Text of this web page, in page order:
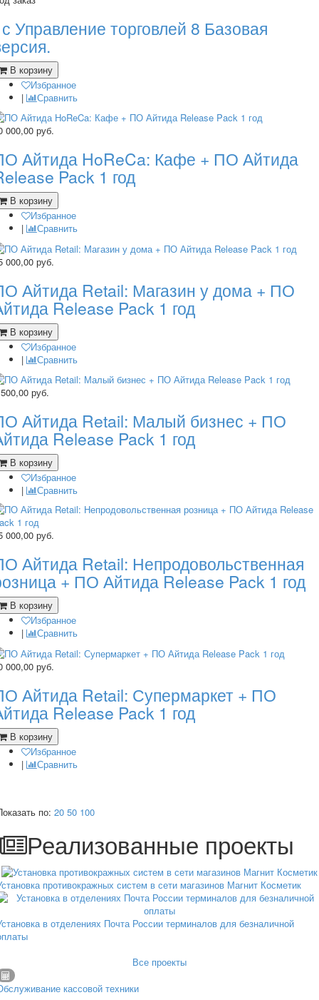
Управление торговлей 8 Базовая
В корзину
Избранное
|
Сравнить
000,00 руб.
Айтида HoReCa: Кафе + ПО Айтида
Pack 1 год
В корзину
Избранное
|
Сравнить
000,00 руб.
Айтида Retail: Магазин у дома + ПО
Release Pack 1 год
В корзину
Избранное
|
Сравнить
руб.
Айтида Retail: Малый бизнес + ПО
Release Pack 1 год
В корзину
Избранное
|
Сравнить
000,00 руб.
Айтида Retail: Непродовольственная
+ ПО Айтида Release Pack 1 год
В корзину
Избранное
|
Сравнить
000,00 руб.
Айтида Retail: Супермаркет + ПО
Release Pack 1 год
В корзину
Избранное
|
Сравнить
по: 20 50 100
Реализованные проекты
противокражных систем в сети магазинов Магнит Косметик
в отделениях Почта России терминалов для безналичной
Все проекты
кассовой техники